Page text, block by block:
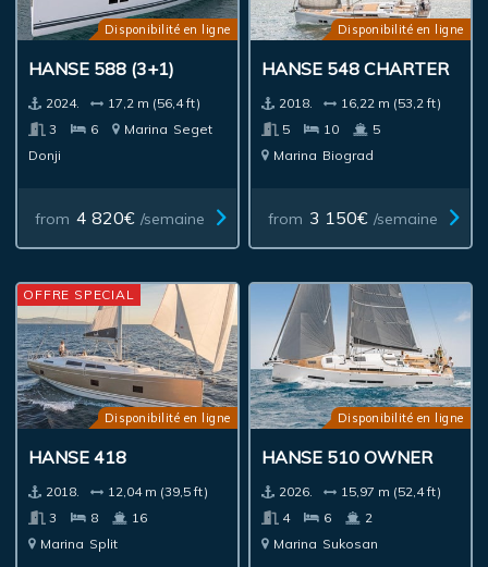
Disponibilité en ligne
HANSE 588 (3+1)
2024.
17,2 m (56,4 ft)
3
6 Marina Seget
Donji
from 4 820€ /semaine
Disponibilité en ligne
HANSE 548 CHARTER
2018.
16,22 m (53,2 ft)
5
10
5
Marina Biograd
from 3 150€ /semaine
Disponibilité en ligne
HANSE 418
2018.
12,04 m (39,5 ft)
3
8
16
Marina Split
OFFRE SPECIAL
Disponibilité en ligne
HANSE 510 OWNER
2026.
15,97 m (52,4 ft)
4
6
2
Marina Sukosan